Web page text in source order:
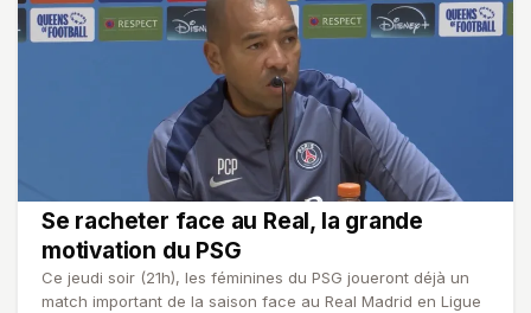
Se racheter face au Real, la grande
motivation du PSG
Ce jeudi soir (21h), les féminines du PSG joueront déjà un
match important de la saison face au Real Madrid en Ligue